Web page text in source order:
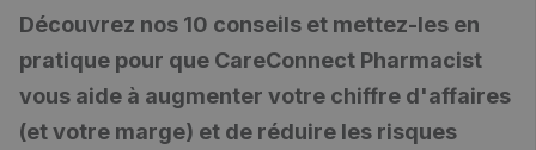
Découvrez nos 10 conseils et mettez-les en
pratique pour que CareConnect Pharmacist
vous aide à augmenter votre chiffre d'affaires
(et votre marge) et de réduire les risques